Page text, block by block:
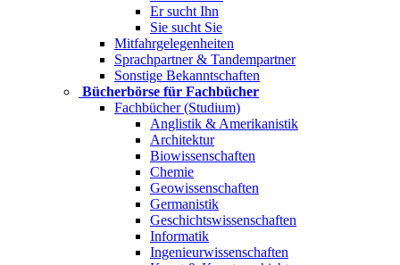
Er sucht Ihn
Sie sucht Sie
Mitfahrgelegenheiten
Sprachpartner & Tandempartner
Sonstige Bekanntschaften
Bücherbörse für Fachbücher
Fachbücher (Studium)
Anglistik & Amerikanistik
Architektur
Biowissenschaften
Chemie
Geowissenschaften
Germanistik
Geschichtswissenschaften
Informatik
Ingenieurwissenschaften